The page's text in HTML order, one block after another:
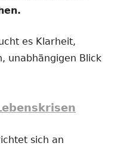
es Klarheit,
unabhängigen Blick
sich an